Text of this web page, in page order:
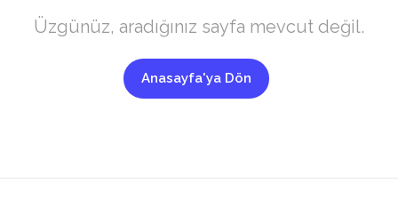
Üzgünüz, aradığınız sayfa mevcut değil.
Anasayfa'ya Dön